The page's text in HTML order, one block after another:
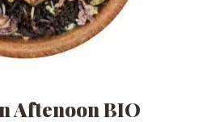
Aftenoon BIO